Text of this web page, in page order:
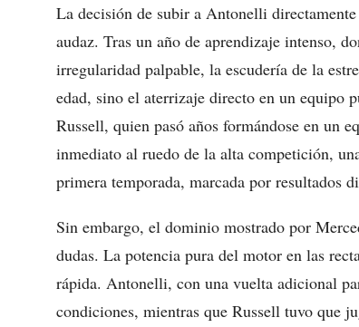
La decisión de subir a Antonelli
audaz. Tras un año de aprendizaje intenso,
irregularidad palpable, la escudería de la
edad, sino el aterrizaje directo en un equipo
Russell, quien pasó años formándose en un
inmediato al ruedo de la alta competición,
primera temporada, marcada por resultados
Sin embargo, el dominio mostrado por
dudas. La potencia pura del motor en las
rápida. Antonelli, con una vuelta adicional
condiciones, mientras que Russell tuvo que